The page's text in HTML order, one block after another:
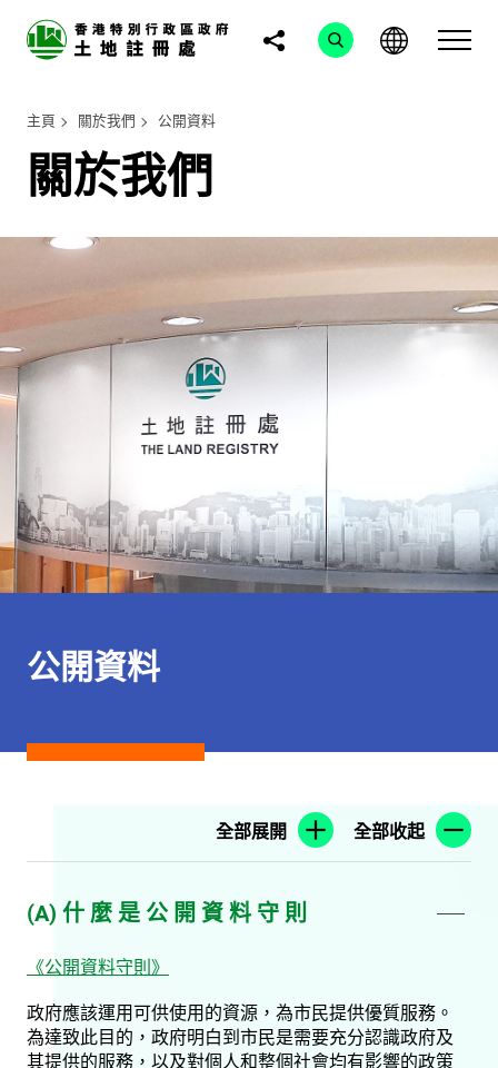
主頁 關於我們 公開資料
關於我們
公開資料
全部展開 全部收起
(A) 什 麼 是 公 開 資 料 守 則
《公開資料守則》
政府應該運用可供使用的資源，為市民提供優質服務。
為達致此目的，政府明白到市民是需要充分認識政府及
其提供的服務，以及對個人和整個社會均有影響的政策